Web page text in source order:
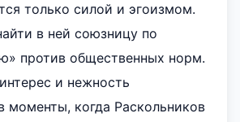
только силой и эгоизмом.
в ней союзницу по
против общественных норм.
и нежность
моменты, когда Раскольников